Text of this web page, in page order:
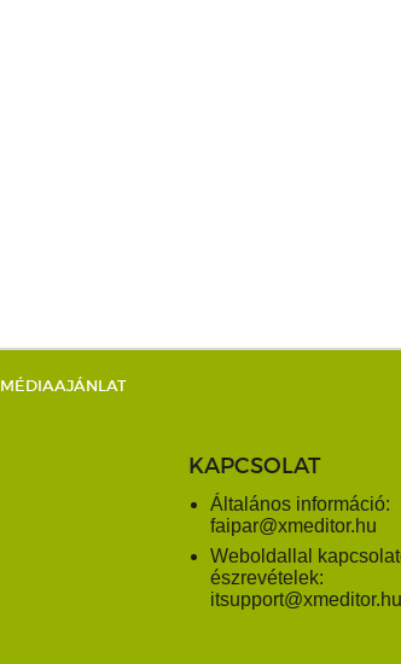
MÉDIAAJÁNLAT
KAPCSOLAT
Általános információ:
faipar@xmeditor.hu
Weboldallal
észrevételek:
itsupport@xmeditor.hu